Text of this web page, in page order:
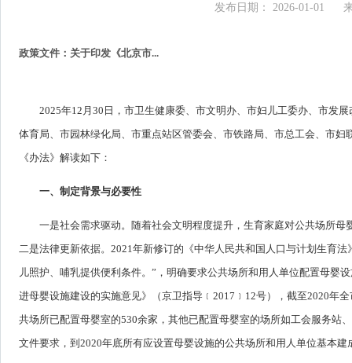
发布日期： 2026-01-01
政策文件：关于印发《北京市...
2025年12月30日，市卫生健康委、市文明办、市妇儿工委办、市发
体育局、市园林绿化局、市重点站区管委会、市铁路局、市总工会、市
《办法》解读如下：
一、制定背景与必要性
一是社会需求驱动。随着社会文明程度提升，生育家庭对公共场所
二是法律更新依据。2021年新修订的《中华人民共和国人口与计划生育
儿照护、哺乳提供便利条件。”，明确要求公共场所和用人单位配置母婴
进母婴设施建设的实施意见》（京卫指导﹝2017﹞12号），截至2020年
共场所已配置母婴室的530余家，其他已配置母婴室的场所如工会服务站
文件要求，到2020年底所有应设置母婴设施的公共场所和用人单位基本